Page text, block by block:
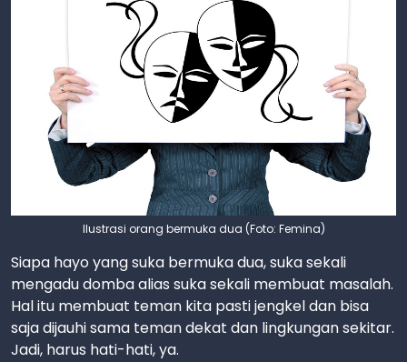
Ilustrasi orang bermuka dua (Foto: Femina)
Siapa hayo yang suka bermuka dua, suka sekali
mengadu domba alias suka sekali membuat masalah.
Hal itu membuat teman kita pasti jengkel dan bisa
saja dijauhi sama teman dekat dan lingkungan sekitar.
Jadi, harus hati-hati, ya.